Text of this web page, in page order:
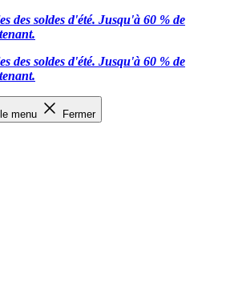
des soldes d'été. Jusqu'à 60 % de
des soldes d'été. Jusqu'à 60 % de
menu Fermer